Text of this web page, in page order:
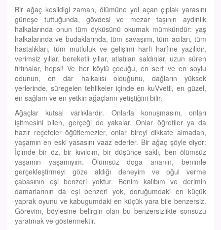
Bir ağaç kesildigi zaman, ölümüne yol açan çıplak yarasını
güneşe tuttuğunda, gövdesi ve mezar taşının aydınlık
halkalarında onun tüm öyküsünü okumak mümkündür: yaş
halkalarında ve budaklarında, tüm savaşımı, tüm acıları, tüm
hastalıkları, tüm mutluluk ve gelişimi harfi harfine yazılıdır,
verimsiz yıllar, bereketli yıllar, atlatılan saldırılar, uzun süren
fırtınalar, hepsi! Ve her köylü çocuğu, en sert ve en soylu
odunun, en dar halkalısı olduğunu, dağların yüksek
yerlerinde, süregelen tehlikeler içinde en kuVvetli, en güzel,
en sağlam ve en yetkin ağaçların yetiştiğini bilir.
Ağaçlar kutsal varlıklardır. Onlarla konuşmasını, onları
işitmesini bilen, gerçeği de yakalar. Onlar öğretiler ya da
hazır reçeteler öğütlemezler, onlar bireyi dikkate almadan,
yaşamın en eski yasasını vaaz ederler. Bir ağaç şöyle diyor:
İçimde bir öz, bir kıvılcım, bir düşünce saklı, ben ölümsüz
yaşamın yaşamıyım. Ölümsüz doga ananın, benimle
gerçekleştirmeyi göze aldığı deneyim ve oğul verme
çabasının eşi benzeri yoktur. Benim kalıbım ve derimin
damarlarının da eşi benzeri yok, doruğumdaki en küçük
yaprak oyunu ve kabugumdaki en küçük yara bile benzersiz.
Görevim, böylesine belirgin olan bu benzersizlikte sonsuzu
yaratmak ve göstermektir.